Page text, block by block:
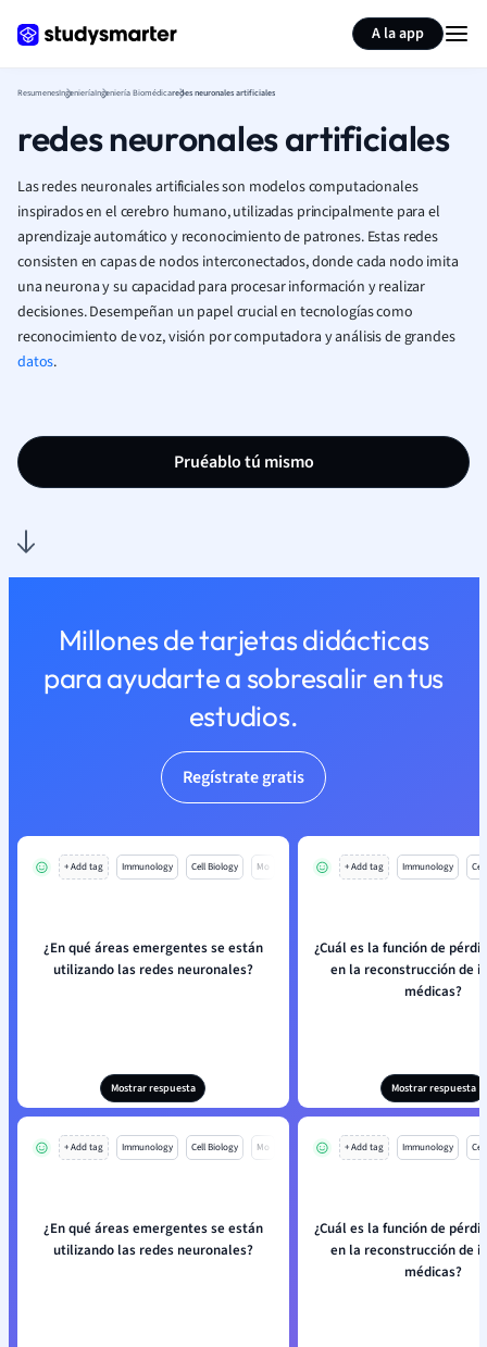
A la app
ResumenesIngenieríaIngeniería Biomédicaredes neuronales artificiales
redes neuronales artificiales
Las redes neuronales artificiales son modelos computacionales
inspirados en el cerebro humano, utilizadas principalmente para el
aprendizaje automático y reconocimiento de patrones. Estas redes
consisten en capas de nodos interconectados, donde cada nodo imita
una neurona y su capacidad para procesar información y realizar
decisiones. Desempeñan un papel crucial en tecnologías como
reconocimiento de voz, visión por computadora y análisis de grandes
datos.
Pruéablo tú mismo
Millones de tarjetas didácticas
para ayudarte a sobresalir en tus
estudios.
Regístrate gratis
+ Add tag Immunology Cell Biology Mo
¿En qué áreas emergentes se están
utilizando las redes neuronales?
Mostrar respuesta
+ Add tag Immunology
¿Cuál es la función de
en la reconstrucción de
médicas?
Mostrar respuesta
+ Add tag Immunology Cell Biology Mo
¿En qué áreas emergentes se están
utilizando las redes neuronales?
+ Add tag Immunology
¿Cuál es la función de
en la reconstrucción de
médicas?
Resumir página